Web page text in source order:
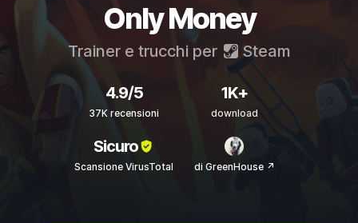
Only Money
Trainer e trucchi per Steam
4.9/5
37K recensioni
1K+
download
Sicuro
Scansione VirusTotal di GreenHouse ↗